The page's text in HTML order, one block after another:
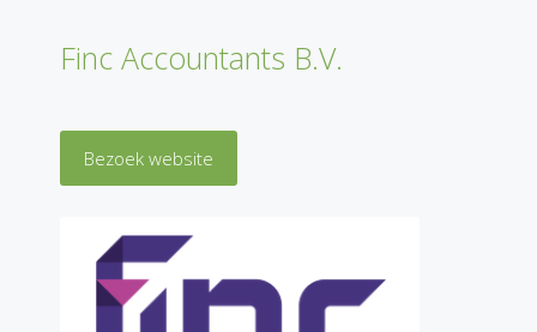
Finc Accountants B.V.
Bezoek website